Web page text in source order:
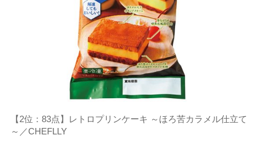
【2位：83点】レトロプリンケーキ ～ほろ苦カラメル仕立て
～／CHEFLLY